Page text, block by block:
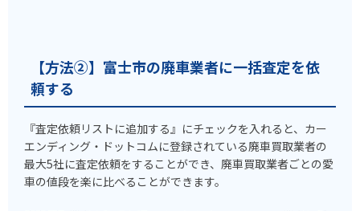
【方法②】富士市の廃車業者に一括査定を依
頼する
『査定依頼リストに追加する』にチェックを入れると、カー
エンディング・ドットコムに登録されている廃車買取業者の
最大5社に査定依頼をすることができ、廃車買取業者ごとの愛
車の値段を楽に比べることができます。